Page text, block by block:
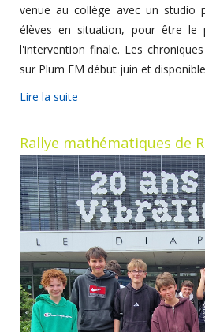
venue au collège avec un studio
élèves en situation, pour être le
l'intervention finale. Les
sur Plum FM début juin et
Lire la suite
Rallye mathématiques de